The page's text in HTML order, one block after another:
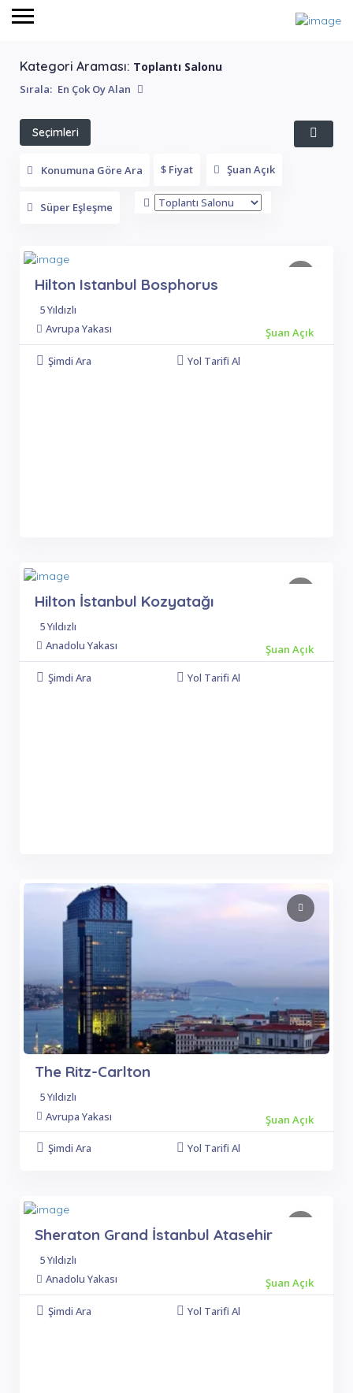
Kategori Araması: Toplantı Salonu
Sırala: En Çok Oy Alan
Seçimleri
Konumuna Göre Ara $ Fiyat Şuan Açık
Süper Eşleşme
Hilton Istanbul Bosphorus
5 Yıldızlı
Avrupa Yakası
Şuan Açık
Şimdi Ara
Yol Tarifi Al
Hilton İstanbul Kozyatağı
5 Yıldızlı
Anadolu Yakası
Şuan Açık
Şimdi Ara
Yol Tarifi Al
The Ritz-Carlton
5 Yıldızlı
Avrupa Yakası
Şuan Açık
Şimdi Ara
Yol Tarifi Al
Sheraton Grand İstanbul Atasehir
5 Yıldızlı
Anadolu Yakası
Şuan Açık
Şimdi Ara
Yol Tarifi Al